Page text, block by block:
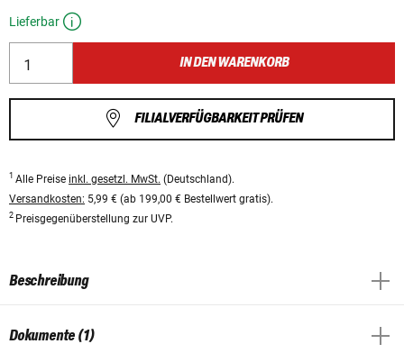
Lieferbar
IN DEN WARENKORB
FILIALVERFÜGBARKEIT PRÜFEN
1 Alle Preise inkl. gesetzl. MwSt. (Deutschland).
Versandkosten: 5,99 € (ab 199,00 € Bestellwert gratis).
2 Preisgegenüberstellung zur UVP.
Beschreibung
Dokumente (1)